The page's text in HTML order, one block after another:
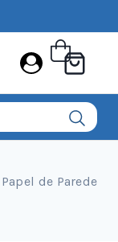
Papel de Parede